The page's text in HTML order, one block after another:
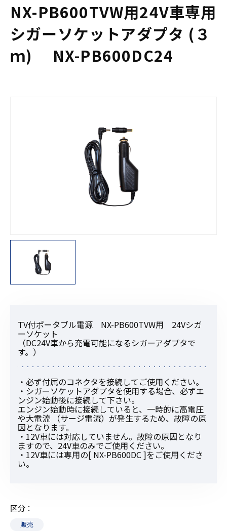
NX-PB600TVW用24V車専用
シガーソケットアダプタ (３
ｍ) NX-PB600DC24
TV付ポータブル電源 NX-PB600TVW用 24Vシガ
ーソケット
（DC24V車から充電可能になるシガーアダプタで
す。）
・必ず付属のコネクタを接続してご使用ください。
・シガーソケットアダプタを使用する場合、必ずエ
ンジン始動後に接続して下さい。
エンジン始動時に接続していると、一時的に高電圧
や大電流 （サージ電流）が発生するため、故障の原
因となります。
・12V車には対応していません。故障の原因となり
ますので、24V車のみでご使用ください。
・12V車には専用の[ NX-PB600DC ]をご使用くださ
い。
区分
販売